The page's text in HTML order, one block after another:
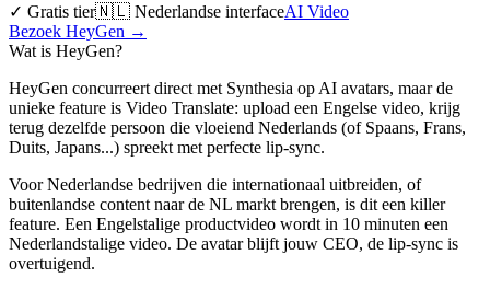
✓ Gratis tier🇳🇱 Nederlandse interfaceAI Video
Bezoek HeyGen →
Wat is HeyGen?
HeyGen concurreert direct met Synthesia op AI avatars, maar de
unieke feature is Video Translate: upload een Engelse video, krijg
terug dezelfde persoon die vloeiend Nederlands (of Spaans, Frans,
Duits, Japans...) spreekt met perfecte lip-sync.
Voor Nederlandse bedrijven die internationaal uitbreiden, of
buitenlandse content naar de NL markt brengen, is dit een killer
feature. Een Engelstalige productvideo wordt in 10 minuten een
Nederlandstalige video. De avatar blijft jouw CEO, de lip-sync is
overtuigend.